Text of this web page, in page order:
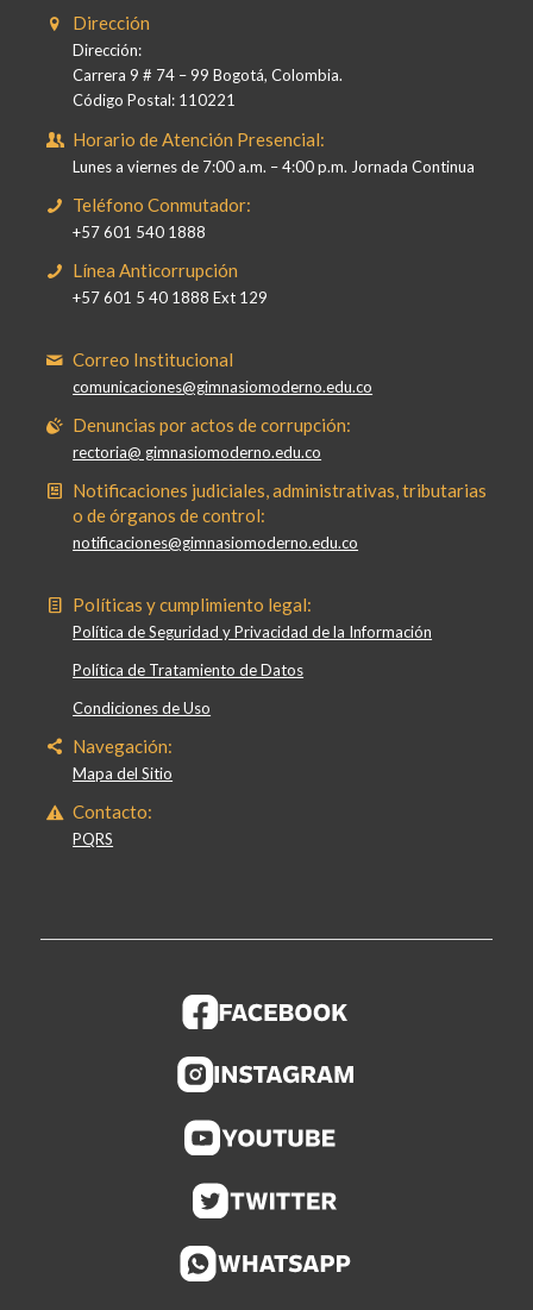
Dirección
Dirección:
Carrera 9 # 74 – 99 Bogotá, Colombia.
Código Postal: 110221
Horario de Atención Presencial:
Lunes a viernes de 7:00 a.m. – 4:00 p.m. Jornada Continua
Teléfono Conmutador:
+57 601 540 1888
Línea Anticorrupción
+57 601 5 40 1888 Ext 129
Correo Institucional
comunicaciones@gimnasiomoderno.edu.co
Denuncias por actos de corrupción:
rectoria@ gimnasiomoderno.edu.co
Notificaciones judiciales, administrativas, tributarias
o de órganos de control:
notificaciones@gimnasiomoderno.edu.co
Políticas y cumplimiento legal:
Política de Seguridad y Privacidad de la Información
Política de Tratamiento de Datos
Condiciones de Uso
Navegación:
Mapa del Sitio
Contacto:
PQRS